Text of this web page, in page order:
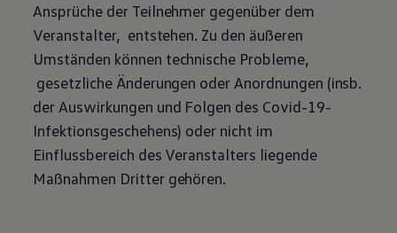
Ansprüche der Teilnehmer gegenüber dem
Veranstalter, entstehen. Zu den äußeren
Umständen können technische Probleme,
gesetzliche Änderungen oder Anordnungen (insb.
der Auswirkungen und Folgen des Covid-19-
Infektionsgeschehens) oder nicht im
Einflussbereich des Veranstalters liegende
Maßnahmen Dritter gehören.